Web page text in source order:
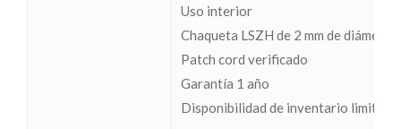
Uso interior
Chaqueta LSZH de 2 mm de diámetro
Patch cord verificado
Garantía 1 año
Disponibilidad de inventario limitada